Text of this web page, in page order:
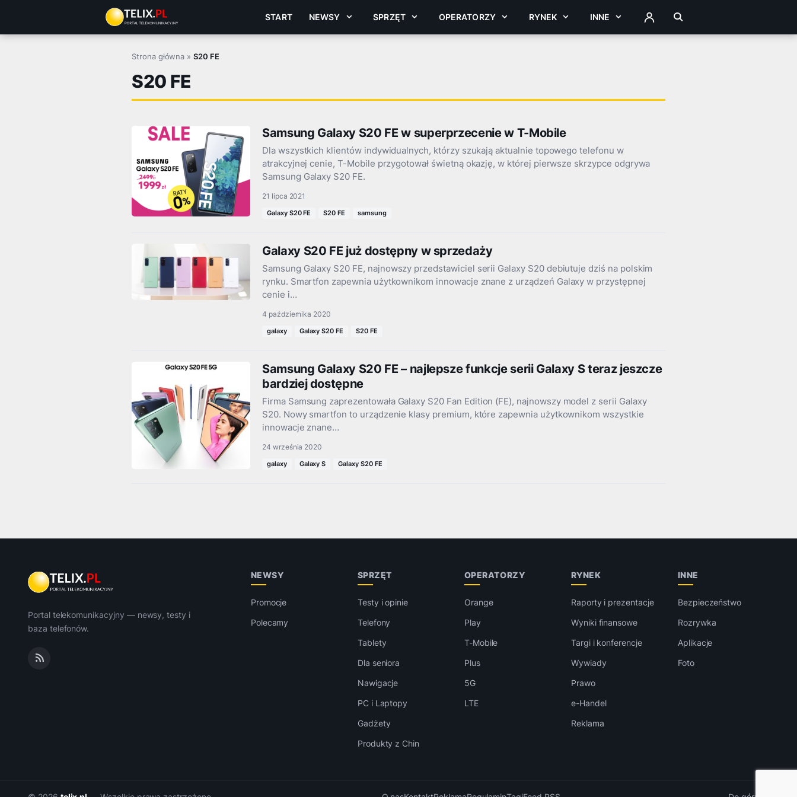
treści
START NEWSY SPRZĘT OPERATORZY RYNEK INNE ZALOGUJ
Strona główna »S20 FE
S20 FE
Samsung Galaxy S20 FE w superprzecenie w T-Mobile
Dla wszystkich klientów indywidualnych, którzy szukają aktualnie topowego telefonu w
atrakcyjnej cenie, T-Mobile przygotował świetną okazję, w której pierwsze skrzypce odgrywa
Samsung Galaxy S20 FE.
21 lipca 2021
Galaxy S20 FE S20 FE samsung
Galaxy S20 FE już dostępny w sprzedaży
Samsung Galaxy S20 FE, najnowszy przedstawiciel serii Galaxy S20 debiutuje dziś na polskim
rynku. Smartfon zapewnia użytkownikom innowacje znane z urządzeń Galaxy w przystępnej
cenie i…
4 października 2020
galaxy Galaxy S20 FE S20 FE
Samsung Galaxy S20 FE – najlepsze funkcje serii Galaxy S teraz jeszcze
bardziej dostępne
Firma Samsung zaprezentowała Galaxy S20 Fan Edition (FE), najnowszy model z serii Galaxy
S20. Nowy smartfon to urządzenie klasy premium, które zapewnia użytkownikom wszystkie
innowacje znane…
24 września 2020
galaxy Galaxy S Galaxy S20 FE
Portal telekomunikacyjny — newsy, testy i
baza telefonów.
NEWSY
Promocje
Polecamy
SPRZĘT
Testy i opinie
Telefony
Tablety
Dla seniora
Nawigacje
PC i Laptopy
Gadżety
Produkty z Chin
OPERATORZY
Orange
Play
T-Mobile
Plus
5G
LTE
RYNEK
Raporty i prezentacje
Wyniki finansowe
Targi i konferencje
Wywiady
Prawo
e-Handel
Reklama
INNE
Bezpieczeństwo
Rozrywka
Aplikacje
Foto